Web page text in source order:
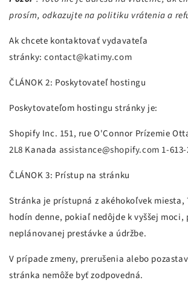
prosím, odkazujte na politiku vrátenia a
Ak chcete kontaktovať vydavateľa
stránky: contact@katimy.com
ČLÁNOK 2: Poskytovateľ hostingu
Poskytovateľom hostingu stránky je:
Shopify Inc. 151, rue O'Connor Prízemie
2L8 Kanada assistance@shopify.com 1-
ČLÁNOK 3: Prístup na stránku
Stránka je prístupná z akéhokoľvek miesta,
hodín denne, pokiaľ nedôjde k vyššej
neplánovanej prestávke a údržbe.
V prípade zmeny, prerušenia alebo
stránka nemôže byť zodpovedná.